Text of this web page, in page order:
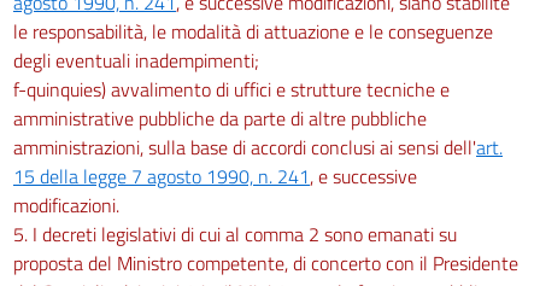
le responsabilità, le modalità di attuazione e le conseguenze
degli eventuali inadempimenti;
f-quinquies) avvalimento di uffici e strutture tecniche e
amministrative pubbliche da parte di altre pubbliche
amministrazioni, sulla base di accordi conclusi ai sensi dell'art.
15 della legge 7 agosto 1990, n. 241, e successive
modificazioni.
5. I decreti legislativi di cui al comma 2 sono emanati su
proposta del Ministro competente, di concerto con il Presidente